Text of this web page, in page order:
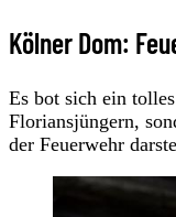
Kölner Dom:
Es bot sich ein
Floriansjüngern,
der Feuerwehr